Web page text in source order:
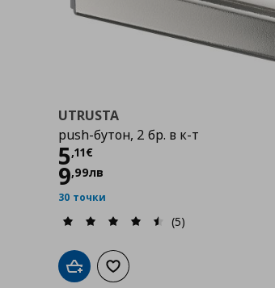
UTRUSTA
push-бутон, 2 бр. в к-т
5,11€
Цена
9,99лв
30 точки
(5)
Добави в кошницата
Добави към списъка с любими